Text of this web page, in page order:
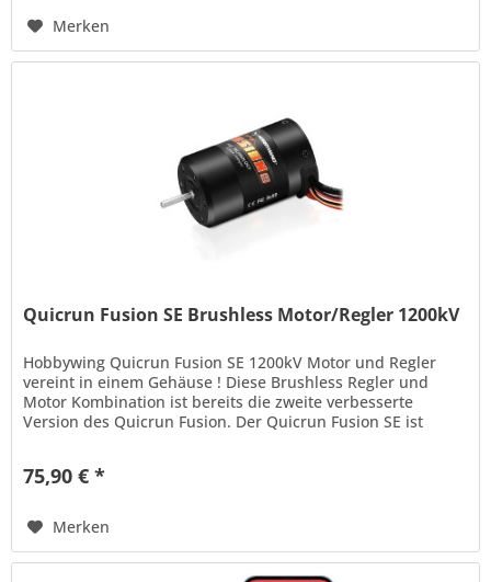
Merken
Quicrun Fusion SE Brushless Motor/Regler 1200kV
Hobbywing Quicrun Fusion SE 1200kV Motor und Regler
vereint in einem Gehäuse ! Diese Brushless Regler und
Motor Kombination ist bereits die zweite verbesserte
Version des Quicrun Fusion. Der Quicrun Fusion SE ist
75,90 € *
Merken